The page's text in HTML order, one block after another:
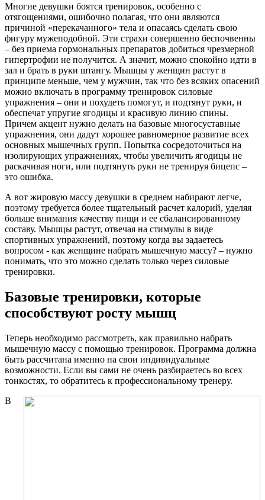
Многие девушки боятся тренировок, особенно с
отягощениями, ошибочно полагая, что они являются
причиной «перекачанного» тела и опасаясь сделать свою
фигуру мужеподобной. Эти страхи совершенно беспочвенны
– без приема гормональных препаратов добиться чрезмерной
гипертрофии не получится. А значит, можно спокойно идти в
зал и брать в руки штангу. Мышцы у женщин растут в
принципе меньше, чем у мужчин, так что без всяких опасений
можно включать в программу тренировок силовые
упражнения – они и похудеть помогут, и подтянут руки, и
обеспечат упругие ягодицы и красивую линию спины.
Причем акцент нужно делать на базовые многосуставные
упражнения, они дадут хорошее равномерное развитие всех
основных мышечных групп. Попытка сосредоточиться на
изолирующих упражнениях, чтобы увеличить ягодицы не
раскачивая ноги, или подтянуть руки не тренируя бицепс –
это ошибка.
А вот жировую массу девушки в среднем набирают легче,
поэтому требуется более тщательный расчет калорий, уделяя
больше внимания качеству пищи и ее сбалансированному
составу. Мышцы растут, отвечая на стимулы в виде
спортивных упражнений, поэтому когда вы задаетесь
вопросом - как женщине набрать мышечную массу? – нужно
понимать, что это можно сделать только через силовые
тренировки.
Базовые тренировки, которые
способствуют росту мышц
Теперь необходимо рассмотреть, как правильно набрать
мышечную массу с помощью тренировок. Программа должна
быть рассчитана именно на свои индивидуальные
возможности. Если вы сами не очень разбираетесь во всех
тонкостях, то обратитесь к профессиональному тренеру.
В